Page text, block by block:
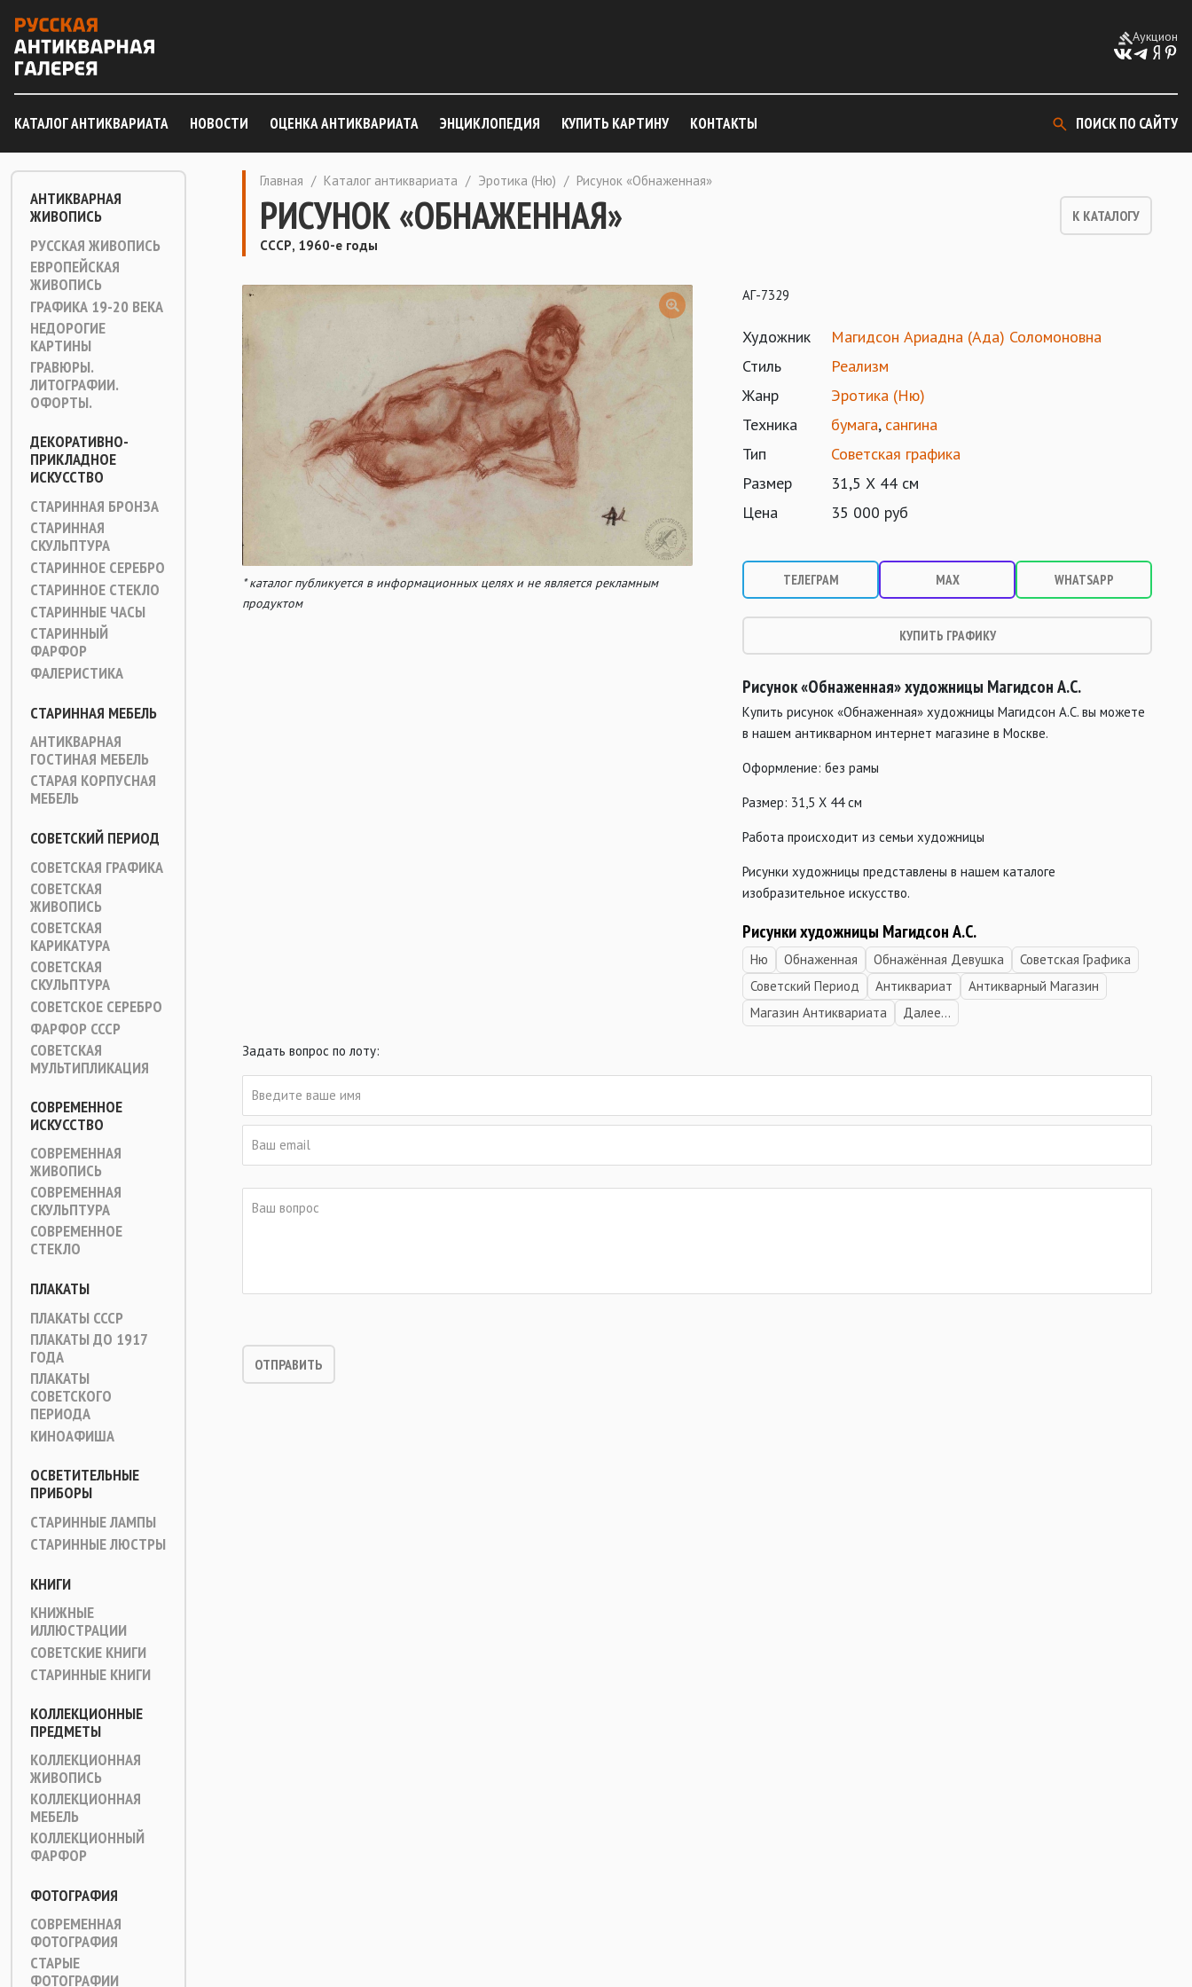
Аукцион
КАТАЛОГ АНТИКВАРИАТА НОВОСТИ ОЦЕНКА АНТИКВАРИАТА ЭНЦИКЛОПЕДИЯ КУПИТЬ КАРТИНУ КОНТАКТЫ ПОИСК ПО САЙТУ
АНТИКВАРНАЯ
ЖИВОПИСЬ
РУССКАЯ ЖИВОПИСЬ
ЕВРОПЕЙСКАЯ
ЖИВОПИСЬ
ГРАФИКА 19-20 ВЕКА
НЕДОРОГИЕ
КАРТИНЫ
ГРАВЮРЫ.
ЛИТОГРАФИИ.
ОФОРТЫ.
ДЕКОРАТИВНО-
ПРИКЛАДНОЕ
ИСКУССТВО
СТАРИННАЯ БРОНЗА
СТАРИННАЯ
СКУЛЬПТУРА
СТАРИННОЕ СЕРЕБРО
СТАРИННОЕ СТЕКЛО
СТАРИННЫЕ ЧАСЫ
СТАРИННЫЙ
ФАРФОР
ФАЛЕРИСТИКА
СТАРИННАЯ МЕБЕЛЬ
АНТИКВАРНАЯ
ГОСТИНАЯ МЕБЕЛЬ
СТАРАЯ КОРПУСНАЯ
МЕБЕЛЬ
СОВЕТСКИЙ ПЕРИОД
СОВЕТСКАЯ ГРАФИКА
СОВЕТСКАЯ
ЖИВОПИСЬ
СОВЕТСКАЯ
КАРИКАТУРА
СОВЕТСКАЯ
СКУЛЬПТУРА
СОВЕТСКОЕ СЕРЕБРО
ФАРФОР СССР
СОВЕТСКАЯ
МУЛЬТИПЛИКАЦИЯ
СОВРЕМЕННОЕ
ИСКУССТВО
СОВРЕМЕННАЯ
ЖИВОПИСЬ
СОВРЕМЕННАЯ
СКУЛЬПТУРА
СОВРЕМЕННОЕ
СТЕКЛО
ПЛАКАТЫ
ПЛАКАТЫ СССР
ПЛАКАТЫ ДО 1917
ГОДА
ПЛАКАТЫ
СОВЕТСКОГО
ПЕРИОДА
КИНОАФИША
ОСВЕТИТЕЛЬНЫЕ
ПРИБОРЫ
СТАРИННЫЕ ЛАМПЫ
СТАРИННЫЕ ЛЮСТРЫ
КНИГИ
КНИЖНЫЕ
ИЛЛЮСТРАЦИИ
СОВЕТСКИЕ КНИГИ
СТАРИННЫЕ КНИГИ
КОЛЛЕКЦИОННЫЕ
ПРЕДМЕТЫ
КОЛЛЕКЦИОННАЯ
ЖИВОПИСЬ
КОЛЛЕКЦИОННАЯ
МЕБЕЛЬ
КОЛЛЕКЦИОННЫЙ
ФАРФОР
ФОТОГРАФИЯ
СОВРЕМЕННАЯ
ФОТОГРАФИЯ
СТАРЫЕ
ФОТОГРАФИИ
Главная / Каталог антиквариата / Эротика (Ню) / Рисунок «Обнаженная»
РИСУНОК «ОБНАЖЕННАЯ» К КАТАЛОГУ
СССР, 1960-е годы
* каталог публикуется в информационных целях и не является рекламным
продуктом
АГ-7329
Художник
Магидсон Ариадна (Ада) Соломоновна
Стиль
Реализм
Жанр
Эротика (Ню)
Техника
бумага, сангина
Тип
Советская графика
Размер
31,5 Х 44 см
Цена
35 000 руб
ТЕЛЕГРАМ MAX WHATSAPP
КУПИТЬ ГРАФИКУ
Рисунок «Обнаженная» художницы Магидсон А.С.
Купить рисунок «Обнаженная» художницы Магидсон А.С. вы можете
в нашем антикварном интернет магазине в Москве.
Оформление: без рамы
Размер: 31,5 Х 44 см
Работа происходит из семьи художницы
Рисунки художницы представлены в нашем каталоге
изобразительное искусство.
Рисунки художницы Магидсон А.С.
Ню Обнаженная Обнажённая Девушка
Советская Графика
Советский Период
Антиквариат
Антикварный Магазин
Магазин Антиквариата
Далее...
Задать вопрос по лоту: